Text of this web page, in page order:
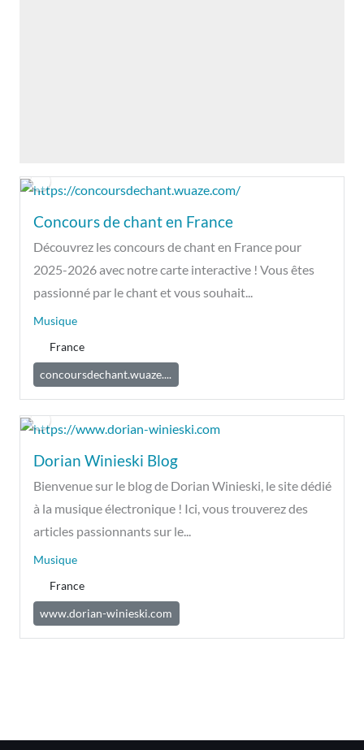
Concours de chant en France
Découvrez les concours de chant en France pour
2025-2026 avec notre carte interactive ! Vous êtes
passionné par le chant et vous souhait...
Musique
France
concoursdechant.wuaze....
Dorian Winieski Blog
Bienvenue sur le blog de Dorian Winieski, le site dédié
à la musique électronique ! Ici, vous trouverez des
articles passionnants sur le...
Musique
France
www.dorian-winieski.com